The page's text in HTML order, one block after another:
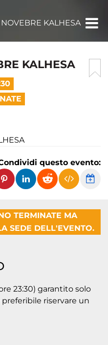
KALHESA
KALHESA
questo evento:
TERMINATE MA
SEDE DELL'EVENTO.
23:30) garantito solo
riservare un